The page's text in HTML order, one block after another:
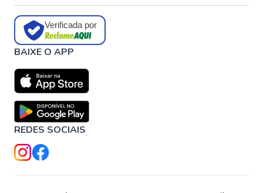
Verificada por
BAIXE O APP
REDES SOCIAIS